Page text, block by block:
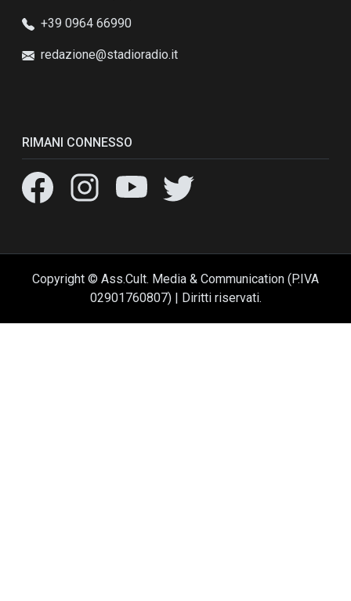
+39 0964 66990
redazione@stadioradio.it
RIMANI CONNESSO
Copyright © Ass.Cult. Media & Communication (P.IVA
02901760807) | Diritti riservati.